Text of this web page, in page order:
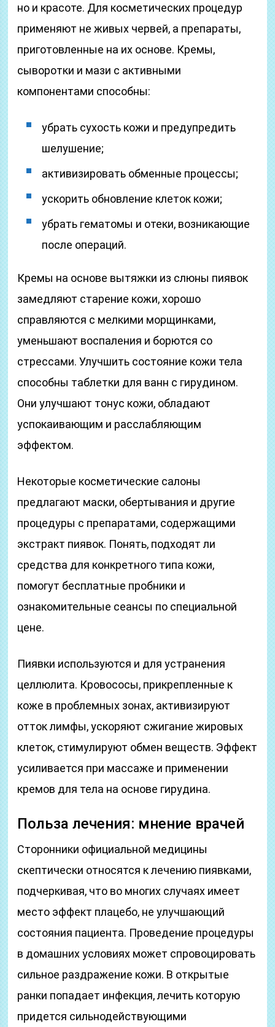
но и красоте. Для косметических процедур
применяют не живых червей, а препараты,
приготовленные на их основе. Кремы,
сыворотки и мази с активными
компонентами способны:
убрать сухость кожи и предупредить
шелушение;
активизировать обменные процессы;
ускорить обновление клеток кожи;
убрать гематомы и отеки, возникающие
после операций.
Кремы на основе вытяжки из слюны пиявок
замедляют старение кожи, хорошо
справляются с мелкими морщинками,
уменьшают воспаления и борются со
стрессами. Улучшить состояние кожи тела
способны таблетки для ванн с гирудином.
Они улучшают тонус кожи, обладают
успокаивающим и расслабляющим
эффектом.
Некоторые косметические салоны
предлагают маски, обертывания и другие
процедуры с препаратами, содержащими
экстракт пиявок. Понять, подходят ли
средства для конкретного типа кожи,
помогут бесплатные пробники и
ознакомительные сеансы по специальной
цене.
Пиявки используются и для устранения
целлюлита. Кровососы, прикрепленные к
коже в проблемных зонах, активизируют
отток лимфы, ускоряют сжигание жировых
клеток, стимулируют обмен веществ. Эффект
усиливается при массаже и применении
кремов для тела на основе гирудина.
Польза лечения: мнение врачей
Сторонники официальной медицины
скептически относятся к лечению пиявками,
подчеркивая, что во многих случаях имеет
место эффект плацебо, не улучшающий
состояния пациента. Проведение процедуры
в домашних условиях может спровоцировать
сильное раздражение кожи. В открытые
ранки попадает инфекция, лечить которую
придется сильнодействующими